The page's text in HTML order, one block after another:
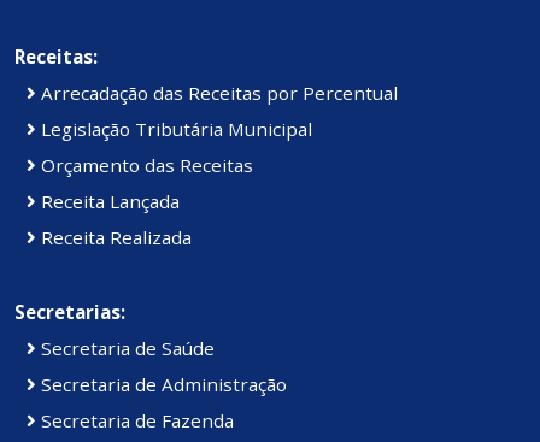
Receitas:
Arrecadação das Receitas por Percentual
Legislação Tributária Municipal
Orçamento das Receitas
Receita Lançada
Receita Realizada
Secretarias:
Secretaria de Saúde
Secretaria de Administração
Secretaria de Fazenda